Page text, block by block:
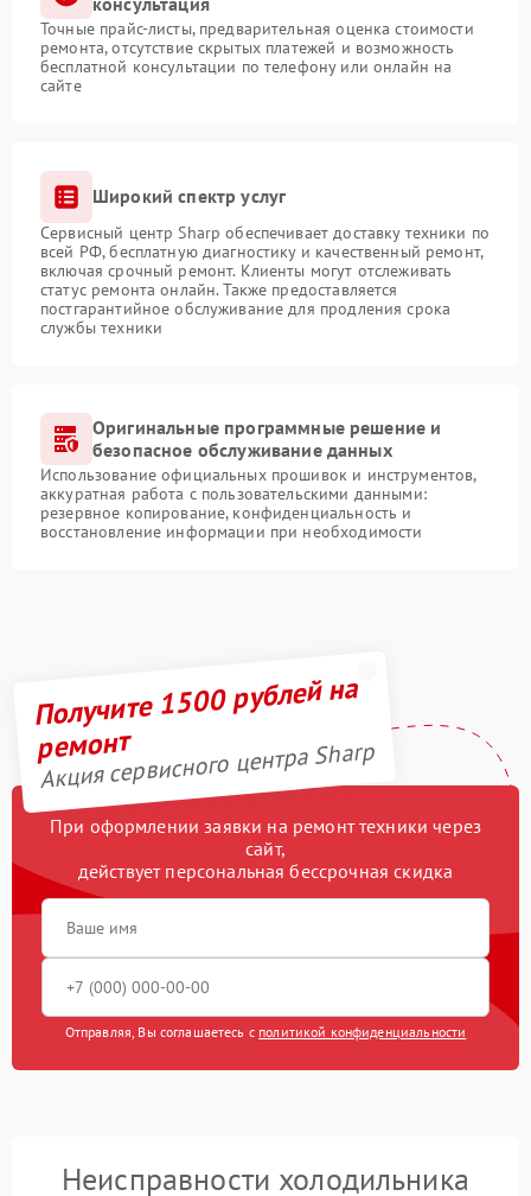
Точные прайс-листы, предварительная оценка стоимости
ремонта, отсутствие скрытых платежей и возможность
бесплатной консультации по телефону или онлайн на
сайте
Широкий спектр услуг
Сервисный центр Sharp обеспечивает доставку техники по
всей РФ, бесплатную диагностику и качественный ремонт,
включая срочный ремонт. Клиенты могут отслеживать
статус ремонта онлайн. Также предоставляется
постгарантийное обслуживание для продления срока
службы техники
Оригинальные программные решение и
безопасное обслуживание данных
Использование официальных прошивок и инструментов,
аккуратная работа с пользовательскими данными:
резервное копирование, конфиденциальность и
восстановление информации при необходимости
Получите 1500 рублей на
ремонт
Акция сервисного центра Sharp
При оформлении заявки на ремонт техники через
сайт,
действует персональная бессрочная скидка
Отправляя, Вы соглашаетесь с политикой конфиденциальности
Неисправности холодильника